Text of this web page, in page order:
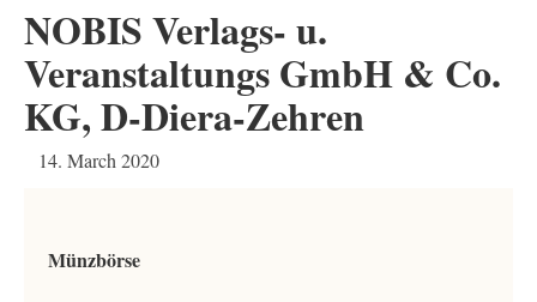
NOBIS Verlags- u.
Veranstaltungs GmbH & Co.
KG, D-Diera-Zehren
14. March 2020
Münzbörse